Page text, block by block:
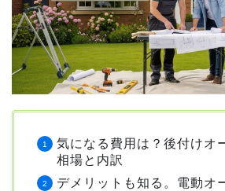
気になる費用は？後付けオ
相場と内訳
デメリットも知る。電動オ